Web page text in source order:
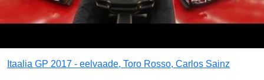
Itaalia GP 2017 - eelvaade, Toro Rosso, Carlos Sainz